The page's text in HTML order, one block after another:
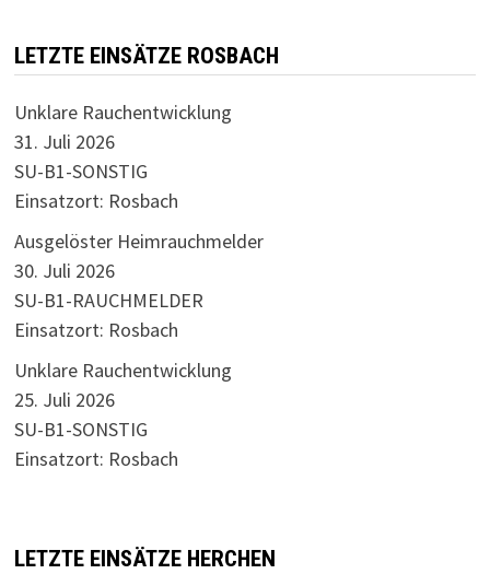
LETZTE EINSÄTZE ROSBACH
Unklare Rauchentwicklung
31. Juli 2026
SU-B1-SONSTIG
Einsatzort: Rosbach
Ausgelöster Heimrauchmelder
30. Juli 2026
SU-B1-RAUCHMELDER
Einsatzort: Rosbach
Unklare Rauchentwicklung
25. Juli 2026
SU-B1-SONSTIG
Einsatzort: Rosbach
LETZTE EINSÄTZE HERCHEN